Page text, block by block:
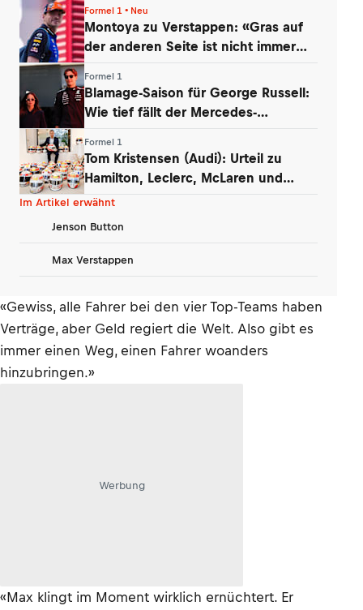
Formel 1 • Neu
Montoya zu Verstappen: «Gras auf
der anderen Seite ist nicht immer
Formel 1
Blamage-Saison für George Russell:
Wie tief fällt der Mercedes-
Formel 1
Tom Kristensen (Audi): Urteil zu
Hamilton, Leclerc, McLaren und
Verstappen
Im Artikel erwähnt
Jenson Button
Max Verstappen
«Gewiss, alle Fahrer bei den vier Top-Teams haben
Verträge, aber Geld regiert die Welt. Also gibt es
immer einen Weg, einen Fahrer woanders
hinzubringen.»
Werbung
«Max klingt im Moment wirklich ernüchtert. Er